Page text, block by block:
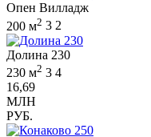
Опен Вилладж
200 м2 3 2
Долина 230
230 м2 3 4
16,69
МЛН
РУБ.